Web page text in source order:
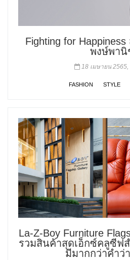
Fighting for
พงษ์พานิ
18 เมษายน 2565,
FASHION STYLE
La-Z-Boy Furniture
รวมสินค้าสุดเอ็กซ์คลูซีฟ
มีมากกว่าคำว่า